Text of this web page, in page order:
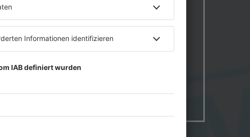
Es läuft:
AC/DC mit IF YOU WANT BLOOD